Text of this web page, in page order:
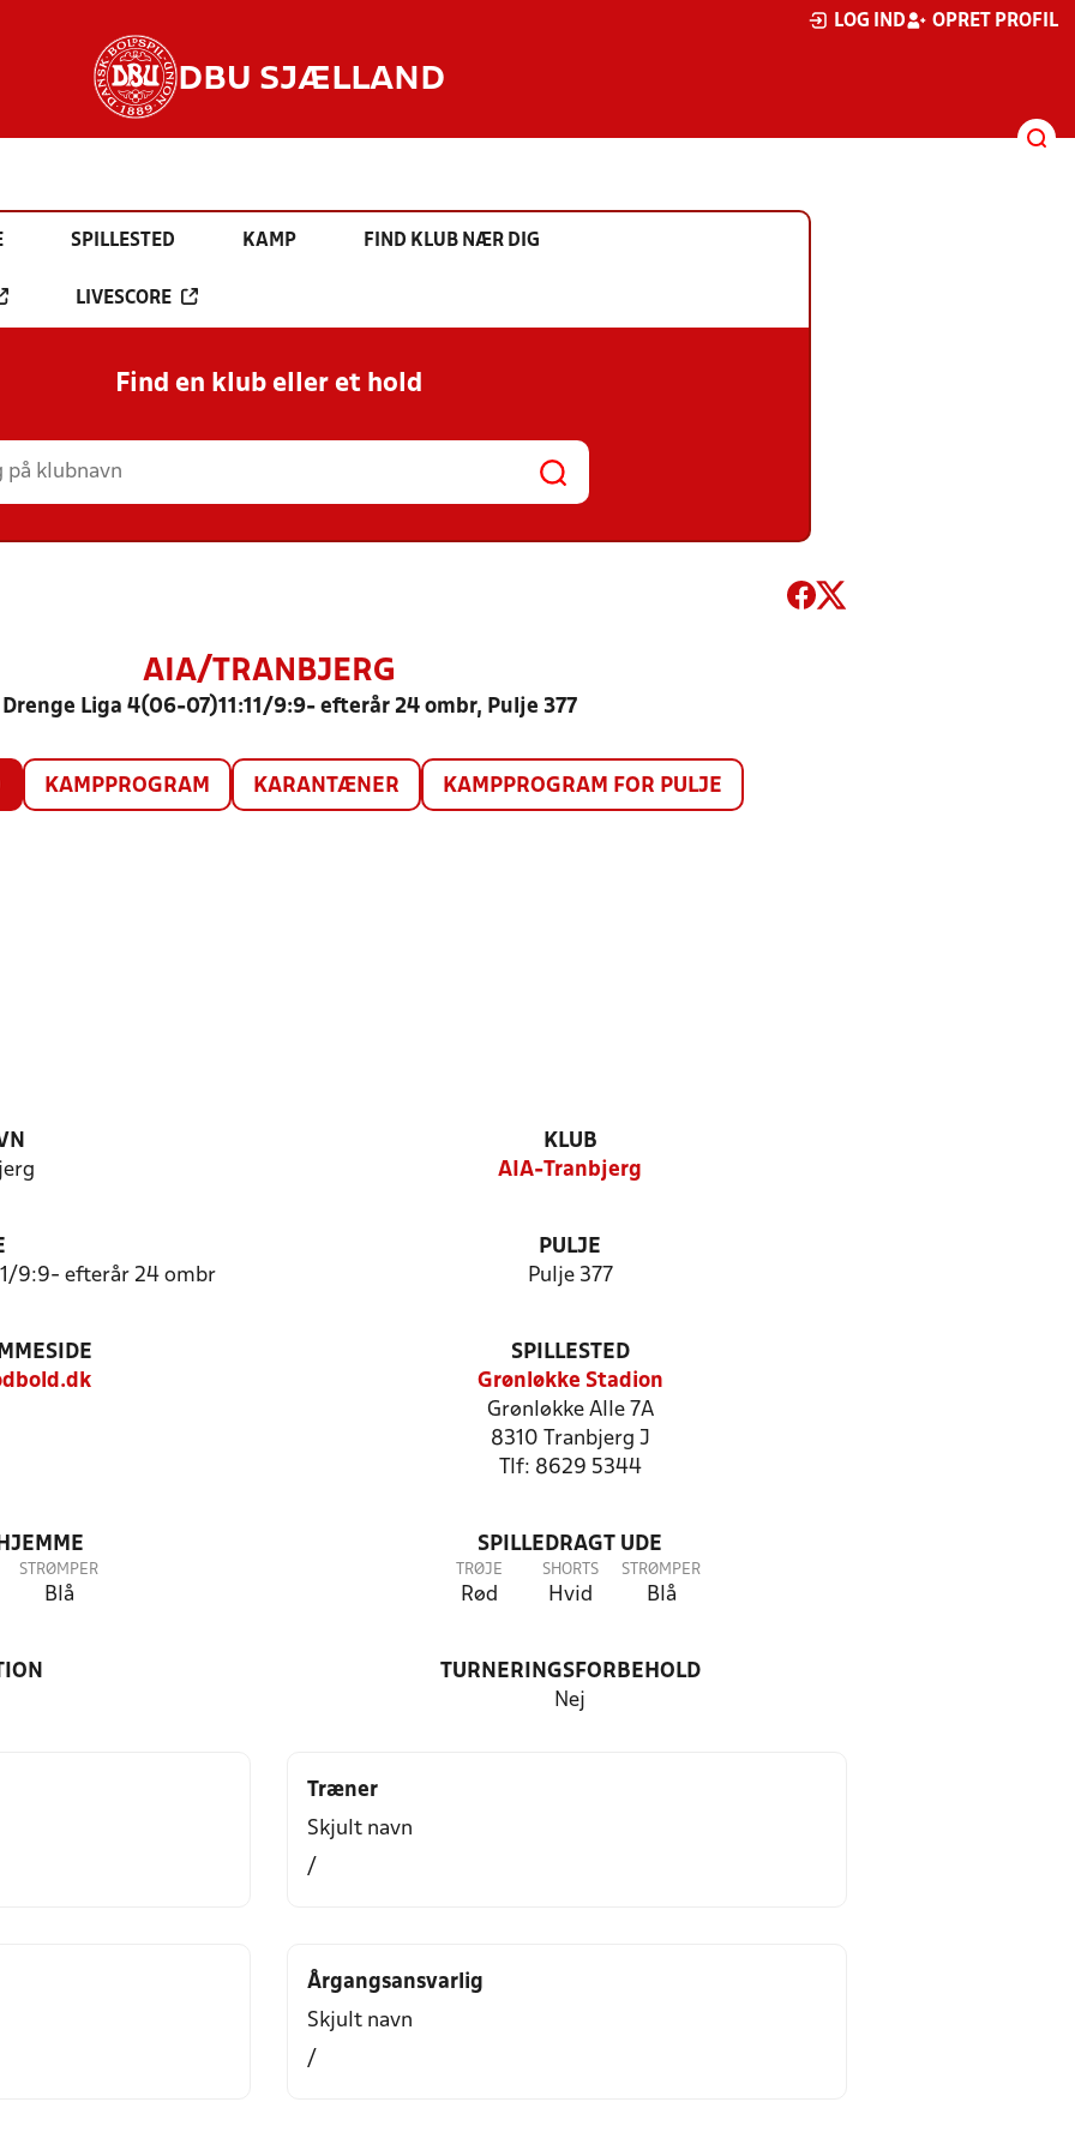
LOG IND OPRET PROFIL
DBU SJÆLLAND
SPILLESTED KAMP FIND KLUB NÆR DIG
LIVESCORE
Find en klub eller et hold
AIA/TRANBJERG
Drenge Liga 4(06-07)11:11/9:9- efterår 24 ombr, Pulje 377
KAMPPROGRAM KARANTÆNER KAMPPROGRAM FOR PULJE
KLUB
AIA-Tranbjerg
9:9- efterår 24 ombr
PULJE
Pulje 377
SPILLESTED
Grønløkke Stadion
Grønløkke Alle 7A
8310 Tranbjerg J
Tlf: 8629 5344
STRØMPER
Blå
SPILLEDRAGT UDE
TRØJE
Rød
SHORTS
Hvid
STRØMPER
Blå
TURNERINGSFORBEHOLD
Nej
Træner
Skjult navn
/
Årgangsansvarlig
Skjult navn
/